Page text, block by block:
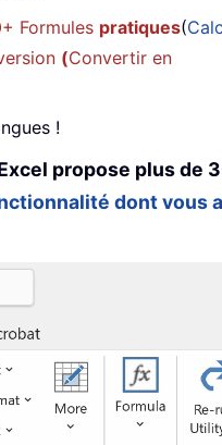
Formules pratiques(
(Convertir en
!
propose plus de
dont vous